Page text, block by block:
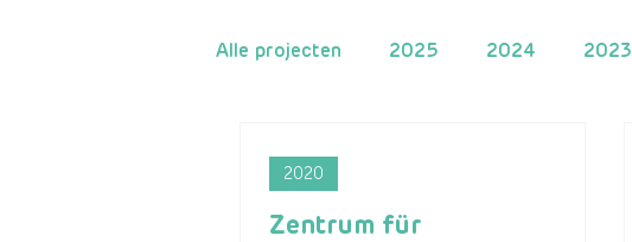
Alle projecten 2025 2024 2023
Zentrum für
2020